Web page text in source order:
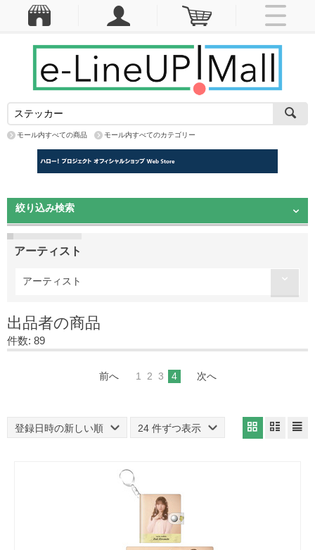
モール内すべての商品 モール内すべてのカテゴリー
絞り込み検索
アーティスト
アーティスト
出品者の商品
件数: 89
前へ 1 2 3 4 次へ
登録日時の新しい順 24 件ずつ表示